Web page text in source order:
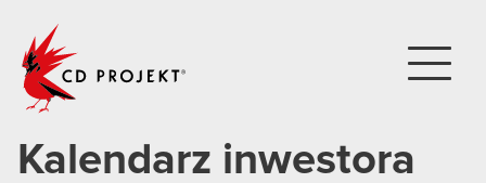
Kalendarz inwestora